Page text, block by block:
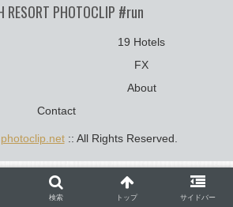
RESORT PHOTOCLIP #run
19 Hotels
FX
About
Contact
photoclip.net:: All Rights Reserved.
検索 トップ サイドバー